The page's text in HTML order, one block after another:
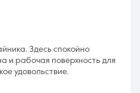
Здесь спокойно
и рабочая поверхность для
удовольствие.